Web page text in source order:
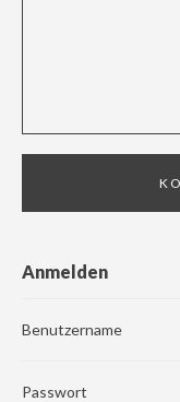
Anmelden
Benutzername
Passwort